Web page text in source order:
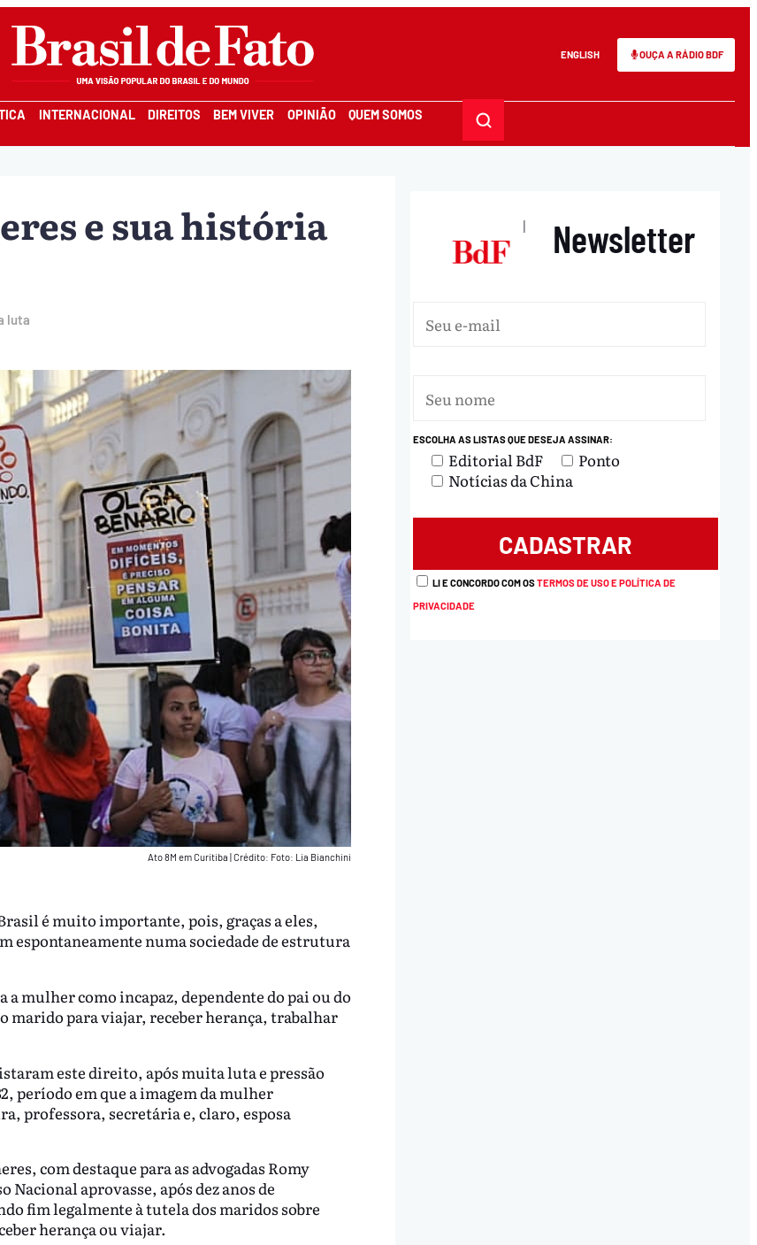
ENGLISH OUÇA A RÁDIO BDF
INTERNACIONAL DIREITOS BEM VIVER OPINIÃO QUEM SOMOS
e sua história
luta
Ato 8M em Curitiba Crédito: Foto: Lia Bianchini
é muito importante, pois, graças a eles,
espontaneamente numa sociedade de estrutura
a mulher como incapaz, dependente do pai ou do
marido para viajar, receber herança, trabalhar
este direito, após muita luta e pressão
período em que a imagem da mulher
professora, secretária e, claro, esposa
com destaque para as advogadas Romy
Nacional aprovasse, após dez anos de
fim legalmente à tutela dos maridos sobre
herança ou viajar.
| Newsletter
ESCOLHA AS LISTAS QUE DESEJA ASSINAR:
Editorial BdF
Ponto
Notícias da China
LI E CONCORDO COM OSTERMOS DE USO E POLÍTICA DE
PRIVACIDADE